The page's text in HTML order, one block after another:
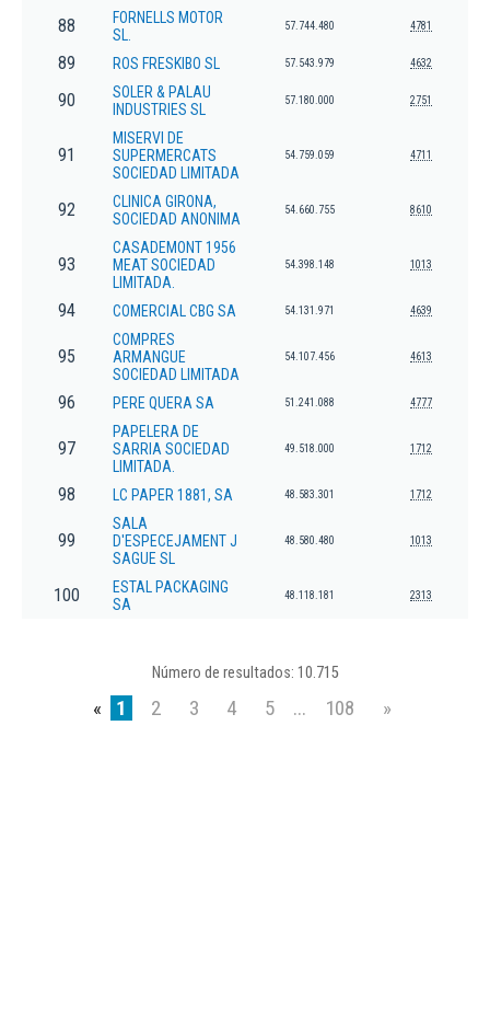
88
FORNELLS MOTOR
SL.
57.744.480 4781
89 ROS FRESKIBO SL 57.543.979 4632
90
SOLER & PALAU
INDUSTRIES SL
57.180.000 2751
91
MISERVI DE
SUPERMERCATS
SOCIEDAD LIMITADA
54.759.059 4711
92
CLINICA GIRONA,
SOCIEDAD ANONIMA
54.660.755 8610
93
CASADEMONT 1956
MEAT SOCIEDAD
LIMITADA.
54.398.148 1013
94 COMERCIAL CBG SA 54.131.971 4639
95
COMPRES
ARMANGUE
SOCIEDAD LIMITADA
54.107.456 4613
96 PERE QUERA SA 51.241.088 4777
97
PAPELERA DE
SARRIA SOCIEDAD
LIMITADA.
49.518.000 1712
98 LC PAPER 1881, SA 48.583.301 1712
99
SALA
D'ESPECEJAMENT J
SAGUE SL
48.580.480 1013
100
ESTAL PACKAGING
SA
48.118.181 2313
Número de resultados: 10.715
« 1 2 3 4 5 ... 108 »